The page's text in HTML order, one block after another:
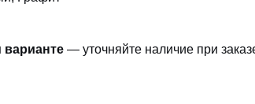
варианте — уточняйте наличие при